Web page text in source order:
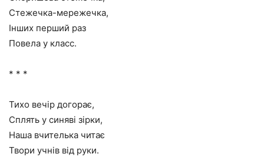
Стежечка-мережечка,
Інших перший раз
Повела у класс.
* * *
Тихо вечір догорає,
Сплять у синяві зірки,
Наша вчителька читає
Твори учнів від руки.